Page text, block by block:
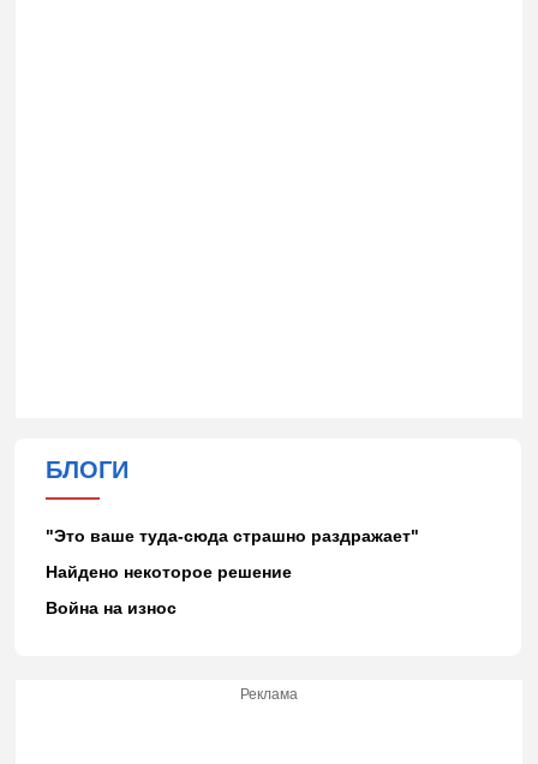
БЛОГИ
"Это ваше туда-сюда страшно раздражает"
Найдено некоторое решение
Война на износ
Реклама